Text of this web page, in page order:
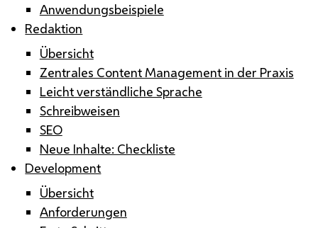
Anwendungsbeispiele
Redaktion
Übersicht
Zentrales Content Management in der Praxis
Leicht verständliche Sprache
Schreibweisen
SEO
Neue Inhalte: Checkliste
Development
Übersicht
Anforderungen